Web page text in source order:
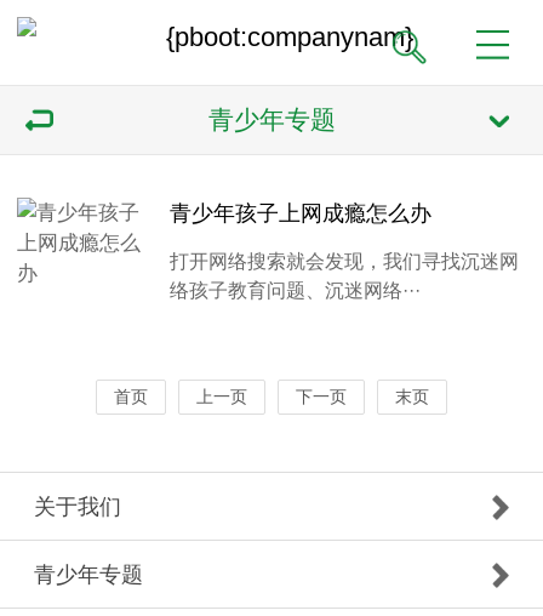
青少年专题
青少年孩子上网成瘾怎么办
打开网络搜索就会发现，我们寻找沉迷网
络孩子教育问题、沉迷网络···
首页 上一页 下一页 末页
关于我们
青少年专题